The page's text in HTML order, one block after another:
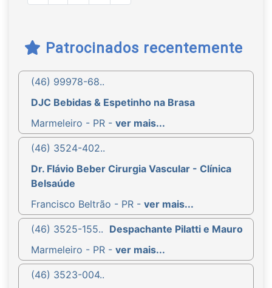
Patrocinados recentemente
(46) 99978-68..
DJC Bebidas & Espetinho na Brasa
Marmeleiro - PR - ver mais...
(46) 3524-402..
Dr. Flávio Beber Cirurgia Vascular - Clínica
Belsaúde
Francisco Beltrão - PR - ver mais...
(46) 3525-155.. Despachante Pilatti e Mauro
Marmeleiro - PR - ver mais...
(46) 3523-004..